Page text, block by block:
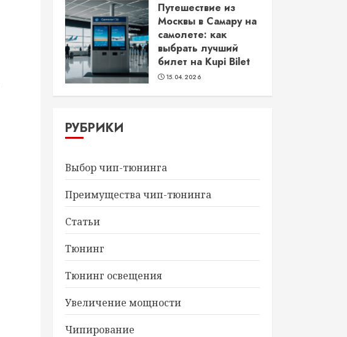
Путешествие из
Москвы в Самару на
самолете: как
выбрать лучший
билет на Kupi Bilet
15.04.2026
РУБРИКИ
Выбор чип-тюнинга
Преимущества чип-тюнинга
Статьи
Тюнинг
Тюнинг освещения
Увеличение мощности
Чипирование